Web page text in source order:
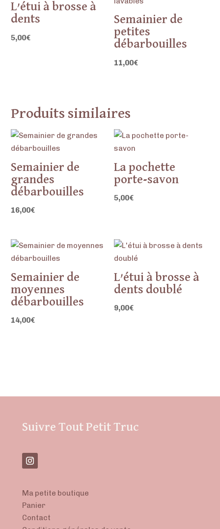
L’étui à brosse à
dents
5,00€
Semainier de
petites
débarbouilles
11,00€
Produits similaires
Semainier de
grandes
débarbouilles
16,00€
La pochette
porte-savon
5,00€
Semainier de
moyennes
débarbouilles
14,00€
L’étui à brosse à
dents doublé
9,00€
Suivre Tout Petit Truc
Ma petite boutique
Panier
Contact